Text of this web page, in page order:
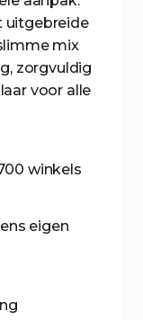
uitgebreide
mix
zorgvuldig
voor alle
winkels
eigen